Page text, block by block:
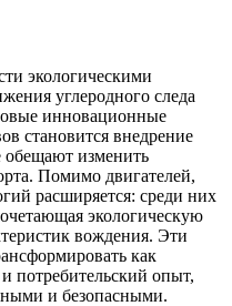
экологическими
углеродного следа
инновационные
становится внедрение
обещают изменить
Помимо двигателей,
расширяется: среди них
экологическую
вождения. Эти
как
потребительский опыт,
и безопасными.